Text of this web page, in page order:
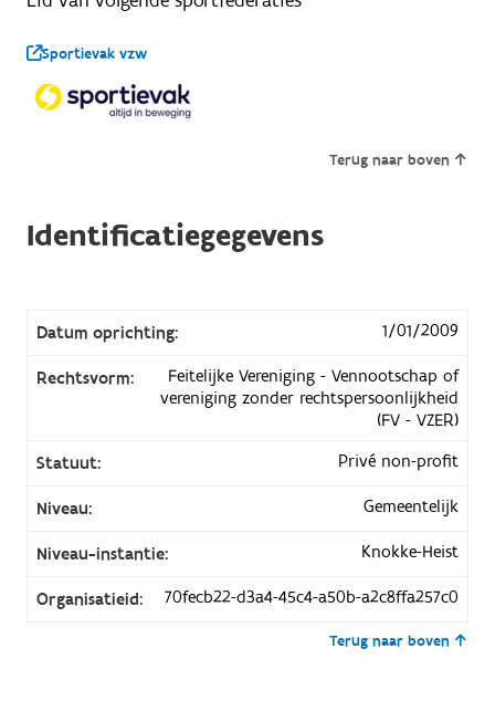
Sportievak vzw
Terug naar boven
Identificatiegegevens
Datum oprichting: 1/01/2009
Rechtsvorm:
Feitelijke Vereniging - Vennootschap of
vereniging zonder rechtspersoonlijkheid
(FV - VZER)
Statuut:
Privé non-profit
Niveau: Gemeentelijk
Niveau-instantie: Knokke-Heist
Organisatieid: 70fecb22-d3a4-45c4-a50b-a2c8ffa257c0
Terug naar boven